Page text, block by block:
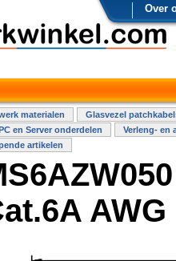
Over
materialen
Glasvezel
en Server onderdelen
Verleng- en
artikelen